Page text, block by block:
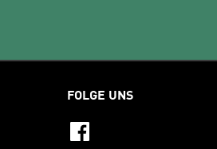
FOLGE UNS